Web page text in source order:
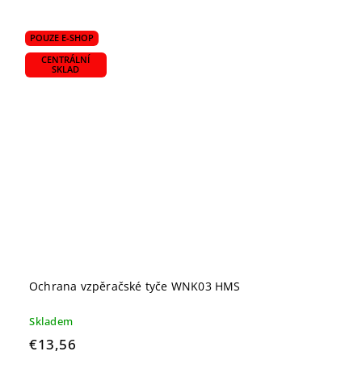
POUZE E-SHOP
CENTRÁLNÍ
SKLAD
Ochrana vzpěračské tyče WNK03 HMS
Skladem
€13,56